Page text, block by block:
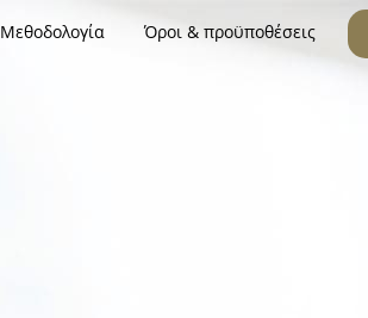
Μεθοδολογία Όροι & προϋποθέσεις